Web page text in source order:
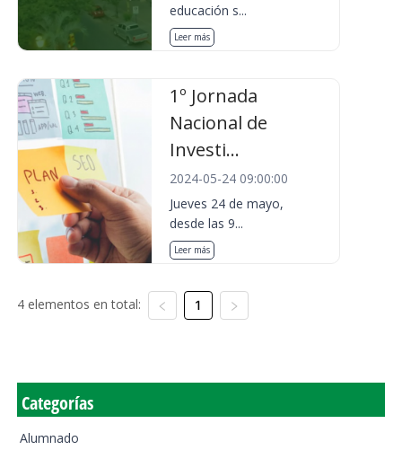
educación s...
Leer más
1º Jornada
Nacional de
Investi...
2024-05-24 09:00:00
Jueves 24 de mayo,
desde las 9...
Leer más
4 elementos en total: 1
Categorías
Alumnado